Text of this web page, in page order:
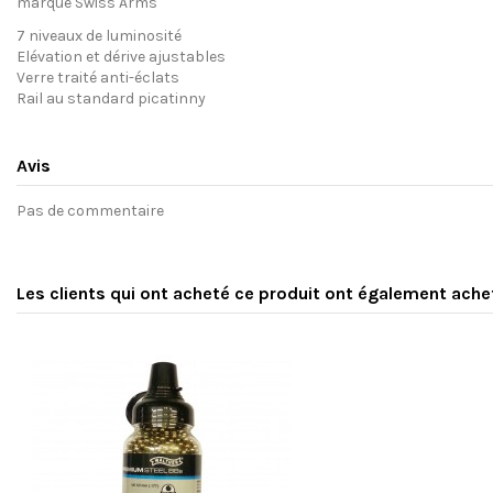
7 niveaux de luminosité
Elévation et dérive ajustables
Verre traité anti-éclats
Rail au standard picatinny
Avis
Pas de commentaire
Les clients qui ont acheté ce produit ont également